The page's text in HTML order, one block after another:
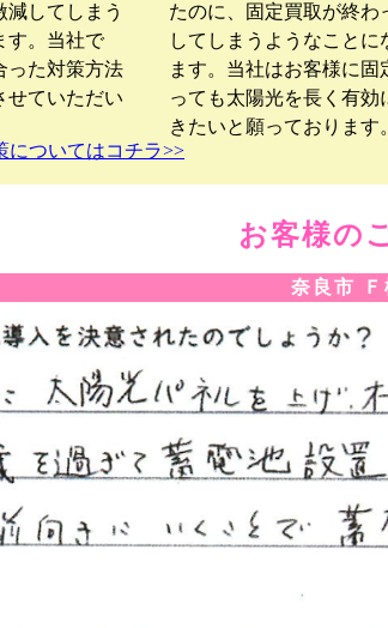
減してしまう
す。当社で
った対策方法
せていただい
たのに、固定買取が終わ
してしまうようなことに
ます。当社はお客様に固
っても太陽光を長く有効
きたいと願っております。
についてはコチラ>>
お客様の
奈良市 Ｆ